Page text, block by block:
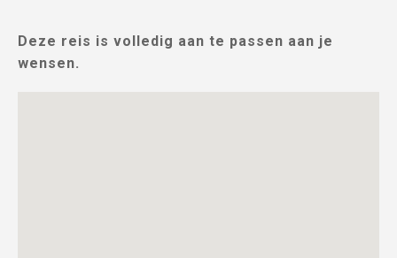
Deze reis is volledig aan te passen aan je
wensen.